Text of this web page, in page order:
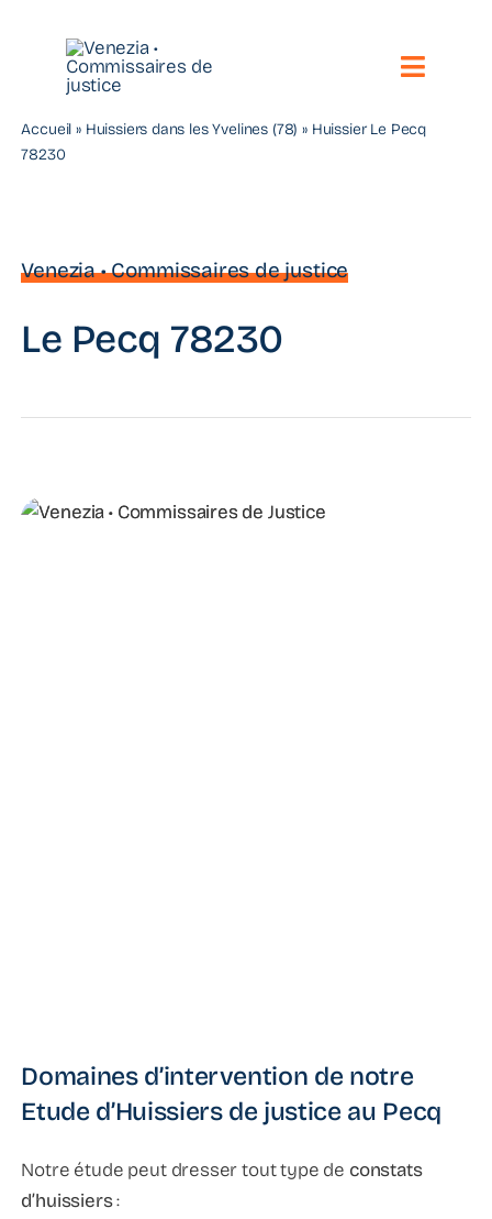
contenu
Toggle
Accueil » Huissiers dans les Yvelines (78) » Huissier Le Pecq
78230
Venezia • Commissaires de justice
Le Pecq 78230
Domaines d’intervention de notre
Etude d’Huissiers de justice au Pecq
Notre étude peut dresser tout type de constats
d’huissiers: